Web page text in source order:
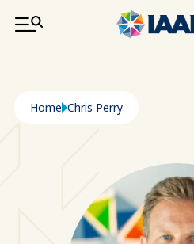
PASAR AL CONTENIDO
Ruta de
Home Chris Perry